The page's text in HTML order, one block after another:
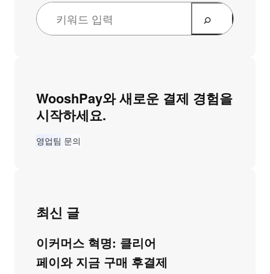
WooshPay와 새로운 결제 경험을
시작하세요.
영업팀 문의
최신 글
이커머스 혁명: 클리어
페이와 지금 구매 후결제